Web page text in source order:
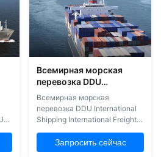
Всемирная морская
перевозка DDU
International Shipping
International Freight
Forwarder Door To Door
Всемирная морская
перевозка DDU International
Shipping International Freight
Shipping предоставляет
надежные и эффективные
Запросить сейчас